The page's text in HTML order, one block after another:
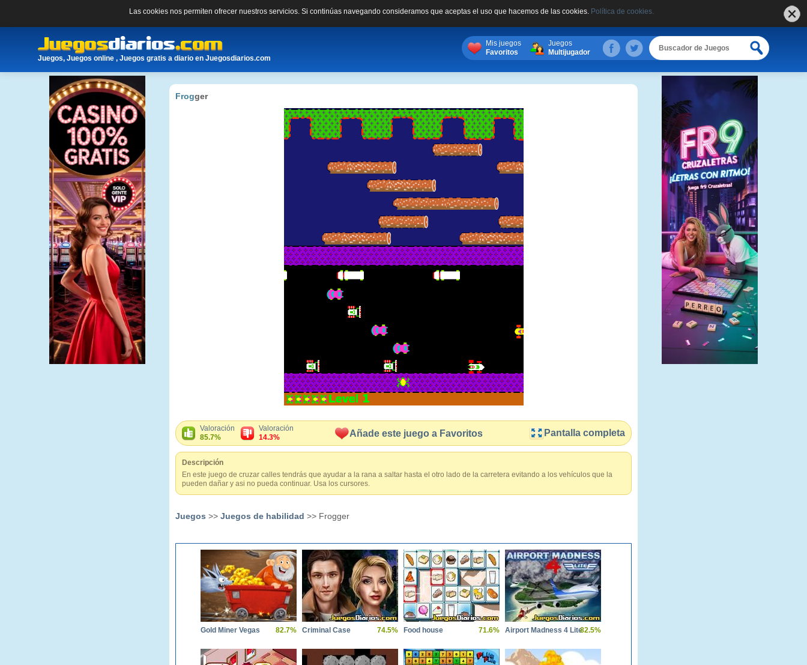
Las cookies nos permiten ofrecer nuestros servicios. Si continúas navegando consideramos que aceptas el uso que hacemos de las cookies. Política de cookies.
Juegos, Juegos online , Juegos gratis a diario en Juegosdiarios.com
Mis juegos
Favoritos
Juegos
Multijugador
Frogger
Valoración
85.7%
Valoración
14.3%
Añade este juego a Favoritos Pantalla completa
Descripción
En este juego de cruzar calles tendrás que ayudar a la rana a saltar hasta el otro lado de la carretera evitando a los vehículos que la
pueden dañar y asi no pueda continuar. Usa los cursores.
Juegos >> Juegos de habilidad >> Frogger
Gold Miner Vegas 82.7% Criminal Case 74.5% Food house 71.6% Airport Madness 4 Lite82.5%